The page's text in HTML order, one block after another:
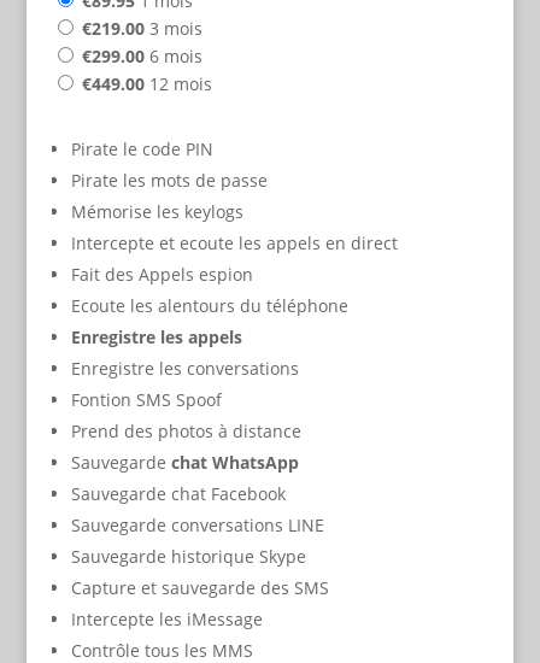
€219.003 mois
€299.006 mois
€449.0012 mois
Pirate le code PIN
Pirate les mots de passe
Mémorise les keylogs
Intercepte et ecoute les appels en direct
Fait des Appels espion
Ecoute les alentours du téléphone
Enregistre les appels
Enregistre les conversations
Fontion SMS Spoof
Prend des photos à distance
Sauvegarde chat WhatsApp
Sauvegarde chat Facebook
Sauvegarde conversations LINE
Sauvegarde historique Skype
Capture et sauvegarde des SMS
Intercepte les iMessage
Contrôle tous les MMS